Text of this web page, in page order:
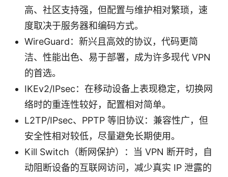
高、社区支持强，但配置与维护相对繁琐，速
度取决于服务器和编码方式。
WireGuard：新兴且高效的协议，代码更简
洁、性能出色、易于部署，成为许多现代 VPN
的首选。
IKEv2/IPsec：在移动设备上表现稳定，切换网
络时的重连性较好，配置相对简单。
L2TP/IPsec、PPTP 等旧协议：兼容性广，但
安全性相对较低，尽量避免长期使用。
Kill Switch（断网保护）：当 VPN 断开时，自
动阻断设备的互联网访问，减少真实 IP 泄露的